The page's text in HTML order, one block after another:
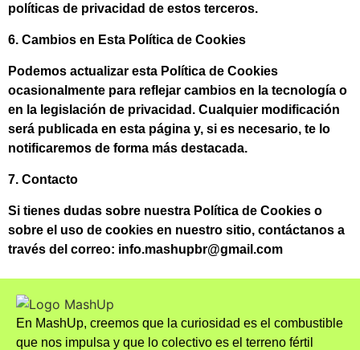
políticas de privacidad de estos terceros.
6. Cambios en Esta Política de Cookies
Podemos actualizar esta Política de Cookies
ocasionalmente para reflejar cambios en la tecnología o
en la legislación de privacidad. Cualquier modificación
será publicada en esta página y, si es necesario, te lo
notificaremos de forma más destacada.
7. Contacto
Si tienes dudas sobre nuestra Política de Cookies o
sobre el uso de cookies en nuestro sitio, contáctanos a
través del correo: info.mashupbr@gmail.com
En MashUp, creemos que la curiosidad es el combustible
que nos impulsa y que lo colectivo es el terreno fértil